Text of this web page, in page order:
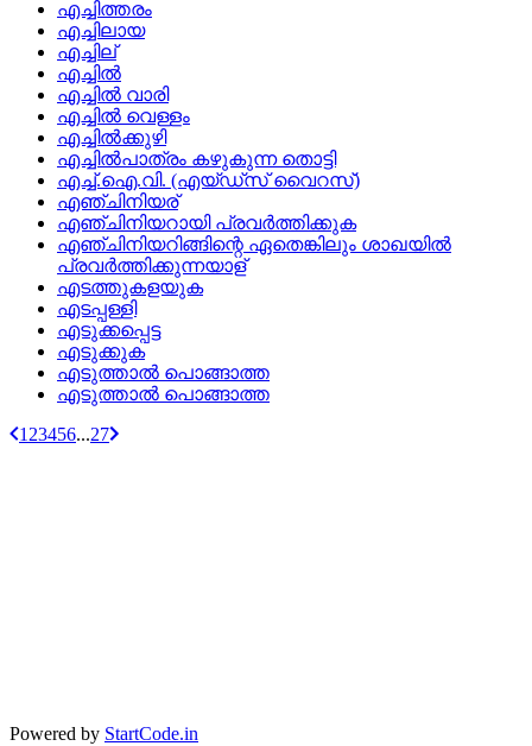
എച്ചിത്തരം
എച്ചിലായ
എച്ചില്
എച്ചില്‍
എച്ചില്‍ വാരി
എച്ചില്‍ വെള്ളം
എച്ചില്‍ക്കുഴി
എച്ചില്‍പാത്രം കഴുകുന്ന തൊട്ടി
എച്ച്‌.ഐ.വി. (എയ്‌ഡ്‌സ്‌ വൈറസ്‌)
എഞ്ചിനിയര്
എഞ്ചിനിയറായി പ്രവര്‍ത്തിക്കുക
എഞ്ചിനിയറിങ്ങിന്റെ ഏതെങ്കിലും ശാഖയില്‍
പ്രവര്‍ത്തിക്കുന്നയാള്
എടത്തുകളയുക
എടപ്പള്ളി
എടുക്കപ്പെട്ട
എടുക്കുക
എടുത്താല്‍ പൊങ്ങാത്ത
എടുത്താല്‍ പൊങ്ങാത്ത
1 23456...27
Powered by StartCode.in